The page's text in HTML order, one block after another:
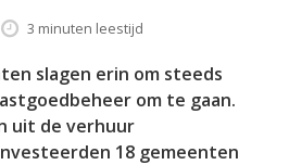
3 minuten leestijd
slagen erin om steeds
om te gaan.
uit de verhuur
18 gemeenten